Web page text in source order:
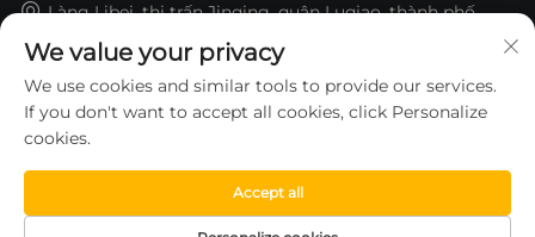
Làng Libei, thị trấn Jinqing, quận Luqiao, thành phố
15325652000
[email protected]
Bản quyền © 2026 thuộc về CÔNG TY TNHH XE NÂNG
We value your privacy
We use cookies and similar tools to provide our services.
If you don't want to accept all cookies, click Personalize
cookies.
Accept all